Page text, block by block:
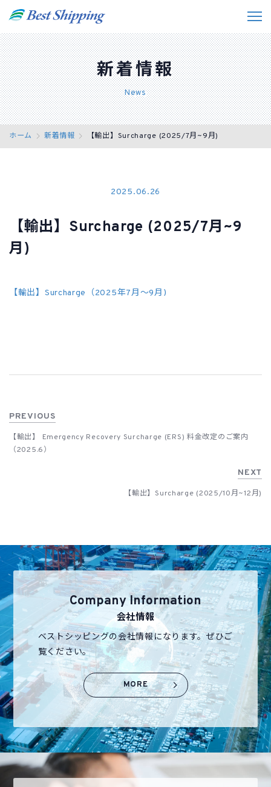
私たちの強み
事業紹介
お役立ちデータ
事例紹介
採用情報
お問い合わせ
ユーザーログイン
新着情報
News
ホーム 新着情報 【輸出】Surcharge (2025/7月~9月)
2025.06.26
【輸出】Surcharge (2025/7月~9
月)
【輸出】Surcharge（2025年7月～9月)
PREVIOUS
【輸出】 Emergency Recovery Surcharge (ERS) 料金改定のご案内
（2025.6）
NEXT
【輸出】Surcharge (2025/10月~12月)
Company Information
会社情報
ベストシッピングの会社情報になります。ぜひご
覧ください。
MORE